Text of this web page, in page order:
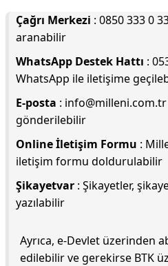
Çağrı Merkezi : 0850 333 0
aranabilir
WhatsApp Destek Hattı :
WhatsApp ile iletişime
E-posta : info@milleni.com.tr
gönderilebilir
Online İletişim Formu :
iletişim formu doldurulabilir
Şikayetvar : Şikayetler,
yazılabilir
Ayrıca, e-Devlet üzerinden
edilebilir ve gerekirse BTK